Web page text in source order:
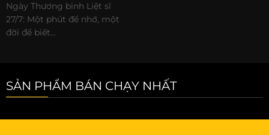
Ngày Thương binh Liệt sĩ
27/7: Một phút để nhớ, một
đời để biết...
SẢN PHẨM BÁN CHẠY NHẤT